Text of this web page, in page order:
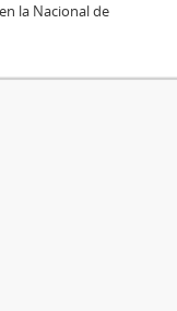
la Nacional de